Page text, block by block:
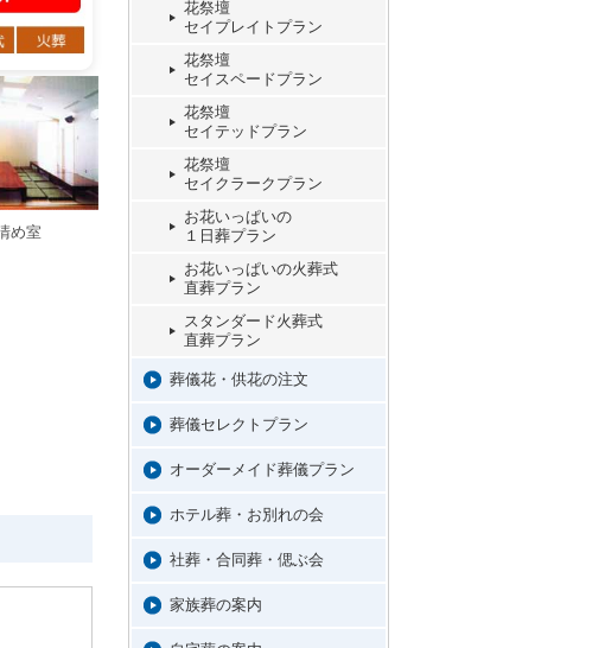
め室
花祭壇
セイプレイトプラン
花祭壇
セイスペードプラン
花祭壇
セイテッドプラン
花祭壇
セイクラークプラン
お花いっぱいの
１日葬プラン
お花いっぱいの火葬式
直葬プラン
スタンダード火葬式
直葬プラン
葬儀花・供花の注文
葬儀セレクトプラン
オーダーメイド葬儀プラン
ホテル葬・お別れの会
社葬・合同葬・偲ぶ会
家族葬の案内